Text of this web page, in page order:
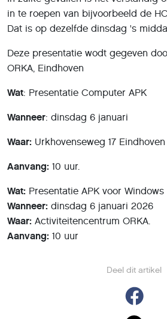
Deel dit artikel
in te roepen van bijvoorbeeld de
Dat is op dezelfde dinsdag 's
Deze presentatie wodt gegeven
ORKA, Eindhoven
Wat: Presentatie Computer APK
Wanneer: dinsdag 6 januari
Waar: Urkhovenseweg 17 Eindhoven
Aanvang: 10 uur.
Wat: Presentatie APK voor Windows
Wanneer: dinsdag 6 januari 2026
Waar: Activiteitencentrum ORKA.
Aanvang: 10 uur